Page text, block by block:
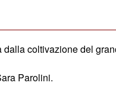
coltivazione del
Parolini.